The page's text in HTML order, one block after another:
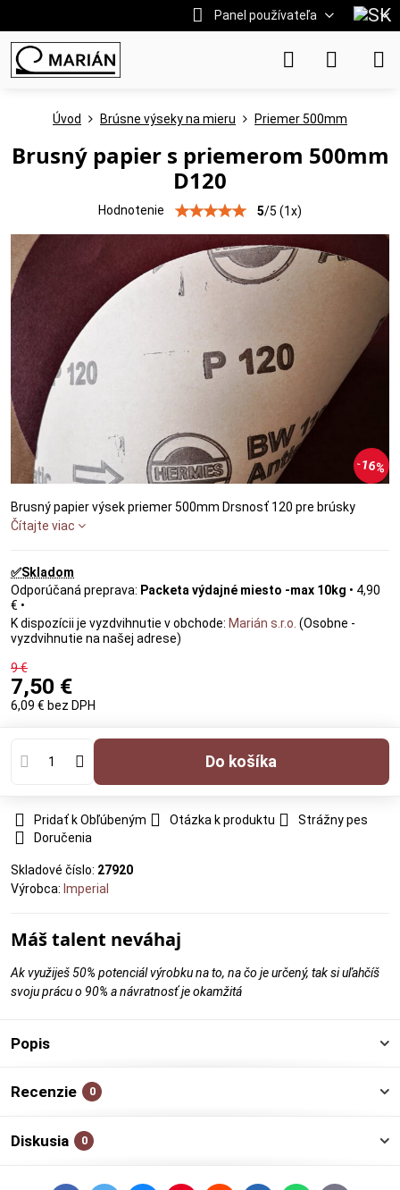
Panel používateľa
16%
Úvod Brúsne výseky na mieru Priemer 500mm
Brusný papier s priemerom 500mm
D120
Hodnotenie 5/5 (1x)
Brusný papier výsek priemer 500mm Drsnosť 120 pre brúsky
Čítajte viac
✅Skladom
Packeta výdajné miesto -max 10kg • 4,90
€ •
Marián s.r.o. (Osobne -
vyzdvihnutie na našej adrese)
9 €
7,50 €
6,09 € bez DPH
Do košíka
Pridať k Obľúbeným Otázka k produktu
Strážny pes
Doručenia
Skladové číslo: 27920
Výrobca: Imperial
Máš talent neváhaj
Ak využiješ 50% potenciál výrobku na to, na čo je určený, tak si uľahčíš
svoju prácu o 90% a návratnosť je okamžitá
Popis
Recenzie 0
Diskusia 0